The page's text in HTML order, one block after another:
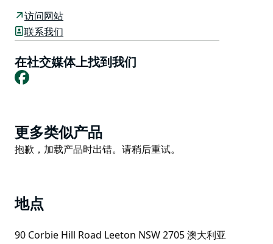
阴凉地和可驾车直达的场地，以及宽敞的露营地。绿洲公
园没有残疾人设施。
央商务区、Lillypilly 葡萄酒厂、持牌俱乐部和高尔夫球
场、体育中心和游客信息中心。
访问网站
联系我们
在社交媒体上找到我们
Facebook
Product
List
更多类似产品
Product
抱歉，加载产品时出错。请稍后重试。
地点
90 Corbie Hill Road Leeton NSW 2705 澳大利亚